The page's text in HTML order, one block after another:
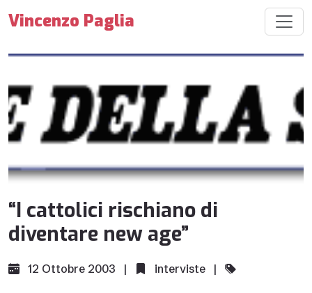
Vincenzo Paglia
“I cattolici rischiano di
diventare new age”
12 Ottobre 2003 | interviste |